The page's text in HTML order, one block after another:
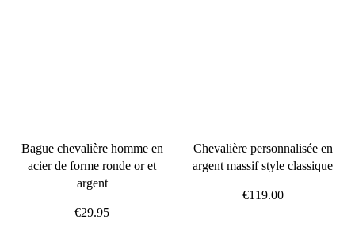
Bague chevalière homme en
acier de forme ronde or et
argent
€29.95
Chevalière personnalisée en
argent massif style classique
€119.00